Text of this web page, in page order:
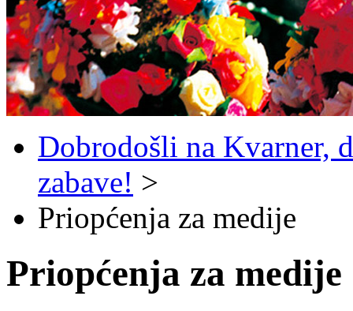
Dobrodošli na Kvarner,
zabave! >
Priopćenja za medije
Priopćenja za medije